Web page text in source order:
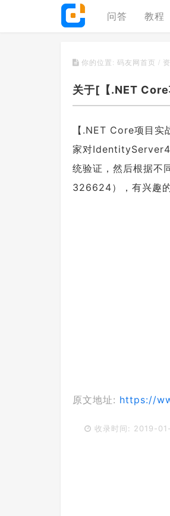
问答 教程
你的位置: 码友网首页 /
关于[【.NET Core
【.NET Core项目
家对IdentityServer4
统验证，然后根据不
326624），有兴趣
原文地址: https://
收录时间: 2019-